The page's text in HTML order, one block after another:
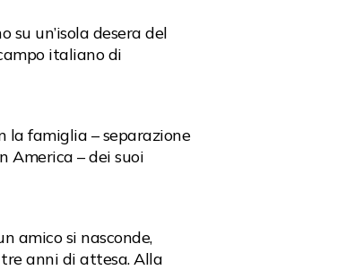
un’isola desera del
italiano di
la famiglia – separazione
America – dei suoi
amico si nasconde,
anni di attesa. Alla